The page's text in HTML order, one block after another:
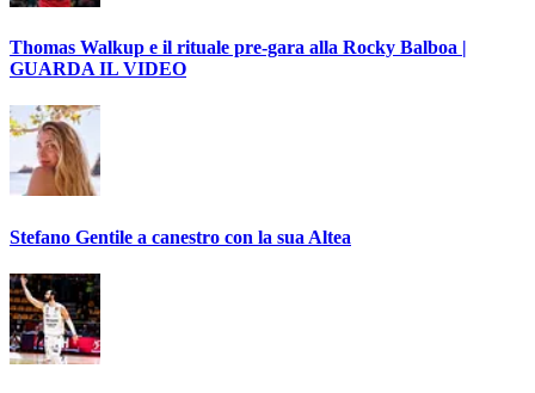
Thomas Walkup e il rituale pre-gara alla Rocky Balboa |
GUARDA IL VIDEO
Stefano Gentile a canestro con la sua Altea